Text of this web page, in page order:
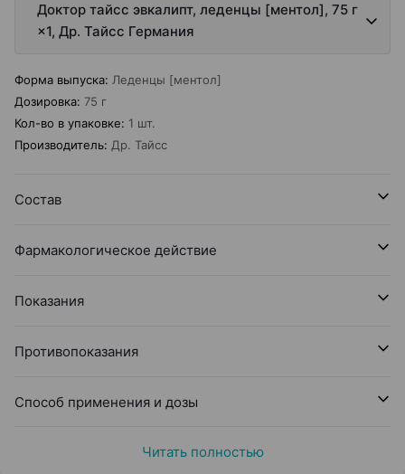
Доктор тайсс эвкалипт, леденцы [ментол], 75 г
×1, Др. Тайсс Германия
Форма выпуска: Леденцы [ментол]
Дозировка: 75 г
Кол-во в упаковке: 1 шт.
Производитель: Др. Тайсс
Состав
Фармакологическое действие
Показания
Противопоказания
Cпособ применения и дозы
Читать полностью